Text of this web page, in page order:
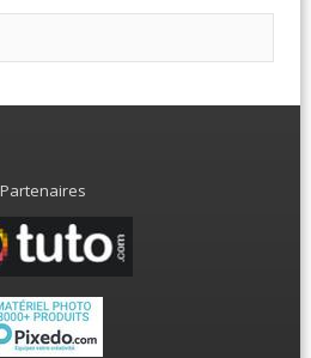
Partenaires